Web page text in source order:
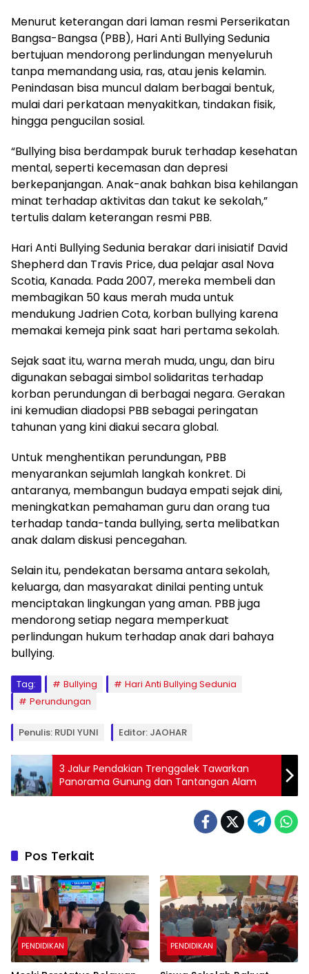
Menurut keterangan dari laman resmi Perserikatan
Bangsa-Bangsa (PBB), Hari Anti Bullying Sedunia
bertujuan mendorong perlindungan menyeluruh
tanpa memandang usia, ras, atau jenis kelamin.
Penindasan bisa muncul dalam berbagai bentuk,
mulai dari perkataan menyakitkan, tindakan fisik,
hingga pengucilan sosial.
“Bullying bisa berdampak buruk terhadap kesehatan
mental, seperti kecemasan dan depresi
berkepanjangan. Anak-anak bahkan bisa kehilangan
minat terhadap aktivitas dan takut ke sekolah,”
tertulis dalam keterangan resmi PBB.
Hari Anti Bullying Sedunia berakar dari inisiatif David
Shepherd dan Travis Price, dua pelajar asal Nova
Scotia, Kanada. Pada 2007, mereka membeli dan
membagikan 50 kaus merah muda untuk
mendukung Jadrien Cota, korban bullying karena
memakai kemeja pink saat hari pertama sekolah.
Sejak saat itu, warna merah muda, ungu, dan biru
digunakan sebagai simbol solidaritas terhadap
korban perundungan di berbagai negara. Gerakan
ini kemudian diadopsi PBB sebagai peringatan
tahunan yang kini diakui secara global.
Untuk menghentikan perundungan, PBB
menyarankan sejumlah langkah konkret. Di
antaranya, membangun budaya empati sejak dini,
meningkatkan pemahaman guru dan orang tua
terhadap tanda-tanda bullying, serta melibatkan
anak dalam diskusi pencegahan.
Selain itu, pendekatan bersama antara sekolah,
keluarga, dan masyarakat dinilai penting untuk
menciptakan lingkungan yang aman. PBB juga
mendorong setiap negara memperkuat
perlindungan hukum terhadap anak dari bahaya
bullying.
Tag: Bullying
Hari Anti Bullying Sedunia
Perundungan
Penulis: RUDI YUNI Editor: JAOHAR
3 Jalur Pendakian Trenggalek Tawarkan
Panorama Gunung dan Tantangan Alam
Pos Terkait
PENDIDIKAN PENDIDIKAN